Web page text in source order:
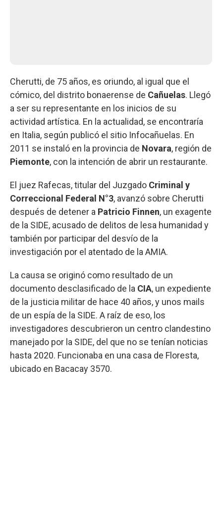
Cherutti, de 75 años, es oriundo, al igual que el
cómico, del distrito bonaerense de Cañuelas. Llegó
a ser su representante en los inicios de su
actividad artística. En la actualidad, se encontraría
en Italia, según publicó el sitio Infocañuelas. En
2011 se instaló en la provincia de Novara, región de
Piemonte, con la intención de abrir un restaurante.
El juez Rafecas, titular del Juzgado Criminal y
Correccional Federal N°3, avanzó sobre Cherutti
después de detener a Patricio Finnen, un exagente
de la SIDE, acusado de delitos de lesa humanidad y
también por participar del desvío de la
investigación por el atentado de la AMIA.
La causa se originó como resultado de un
documento desclasificado de la CIA, un expediente
de la justicia militar de hace 40 años, y unos mails
de un espía de la SIDE. A raíz de eso, los
investigadores descubrieron un centro clandestino
manejado por la SIDE, del que no se tenían noticias
hasta 2020. Funcionaba en una casa de Floresta,
ubicado en Bacacay 3570.